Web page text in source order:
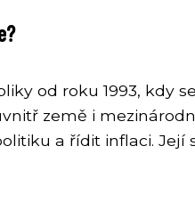
od roku 1993, kdy
země i
a řídit inflaci.